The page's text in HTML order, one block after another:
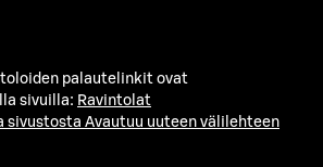
palautelinkit ovat
sivuilla: Ravintolat
sivustosta Avautuu uuteen välilehteen